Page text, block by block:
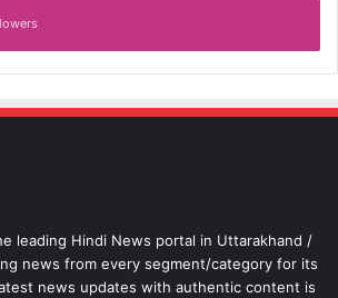
leading Hindi News portal in Uttarakhand /
news from every segment/category for its
news updates with authentic content is